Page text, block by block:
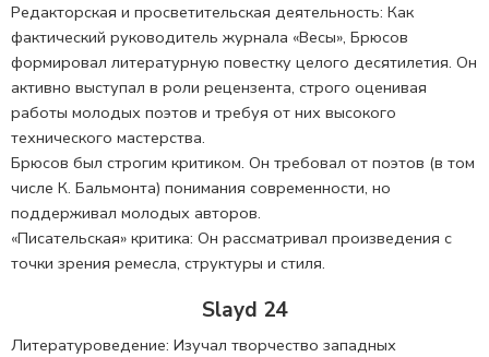
Редакторская и просветительская деятельность: Как
фактический руководитель журнала «Весы», Брюсов
формировал литературную повестку целого десятилетия. Он
активно выступал в роли рецензента, строго оценивая
работы молодых поэтов и требуя от них высокого
технического мастерства.
Брюсов был строгим критиком. Он требовал от поэтов (в том
числе К. Бальмонта) понимания современности, но
поддерживал молодых авторов.
«Писательская» критика: Он рассматривал произведения с
точки зрения ремесла, структуры и стиля.
Slayd 24
Литературоведение: Изучал творчество западных